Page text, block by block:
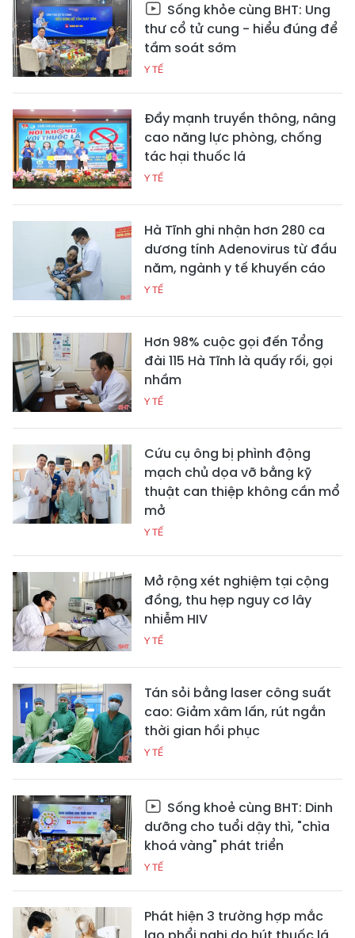
Sống khỏe cùng BHT: Ung
thư cổ tử cung - hiểu đúng để
tầm soát sớm
Y TẾ
Đẩy mạnh truyền thông, nâng
cao năng lực phòng, chống
tác hại thuốc lá
Y TẾ
Hà Tĩnh ghi nhận hơn 280 ca
dương tính Adenovirus từ đầu
năm, ngành y tế khuyến cáo
Y TẾ
Hơn 98% cuộc gọi đến Tổng
đài 115 Hà Tĩnh là quấy rối, gọi
nhầm
Y TẾ
Cứu cụ ông bị phình động
mạch chủ dọa vỡ bằng kỹ
thuật can thiệp không cần mổ
mở
Y TẾ
Mở rộng xét nghiệm tại cộng
đồng, thu hẹp nguy cơ lây
nhiễm HIV
Y TẾ
Tán sỏi bằng laser công suất
cao: Giảm xâm lấn, rút ngắn
thời gian hồi phục
Y TẾ
Sống khoẻ cùng BHT: Dinh
dưỡng cho tuổi dậy thì, "chìa
khoá vàng" phát triển
Y TẾ
Phát hiện 3 trường hợp mắc